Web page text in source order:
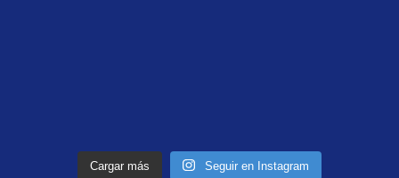
Cargar más Seguir en Instagram